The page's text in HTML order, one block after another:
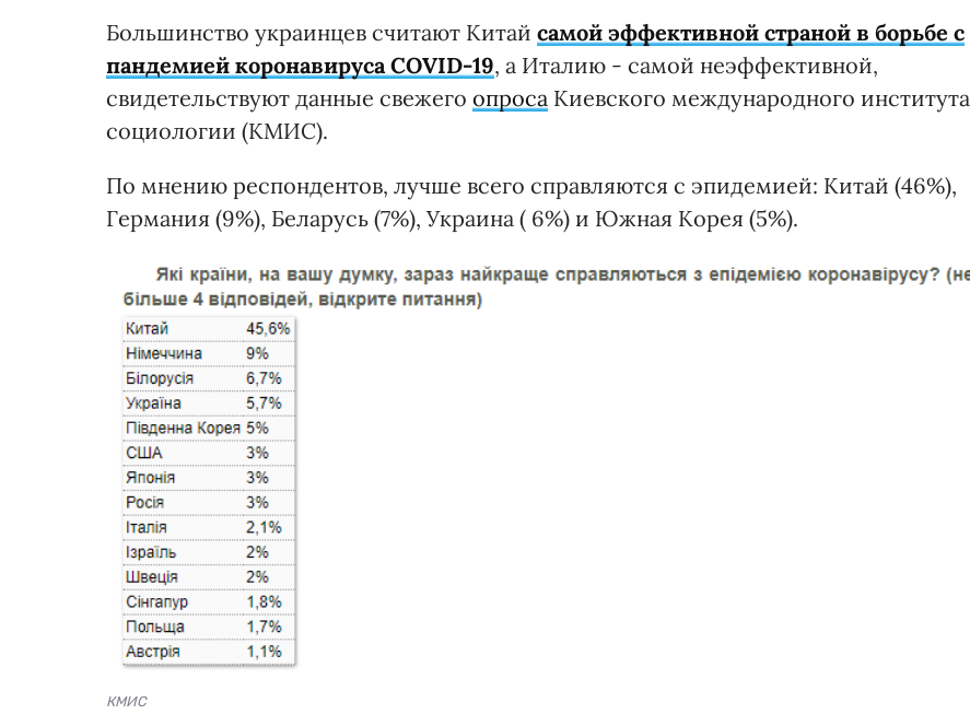
Большинство украинцев считают Китай самой эффективной страной в борьбе с
пандемией коронавируса COVID-19, а Италию - самой неэффективной,
свидетельствуют данные свежего опроса Киевского международного института
социологии (КМИС).
По мнению респондентов, лучше всего справляются с эпидемией: Китай (46%),
Германия (9%), Беларусь (7%), Украина ( 6%) и Южная Корея (5%).
КМИС